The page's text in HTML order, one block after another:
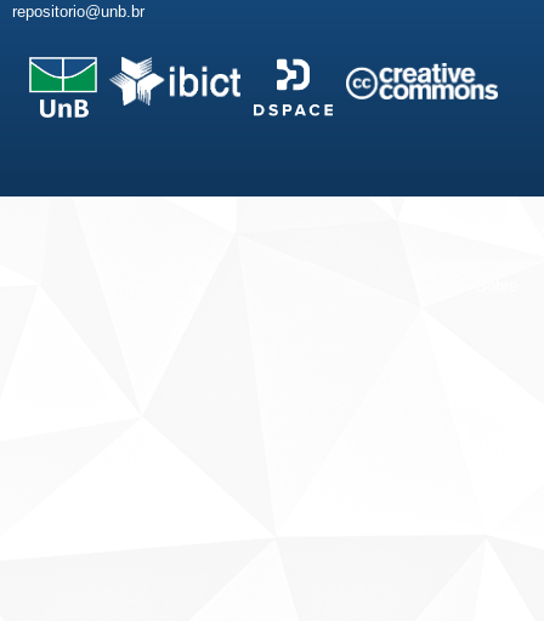
repositorio@unb.br